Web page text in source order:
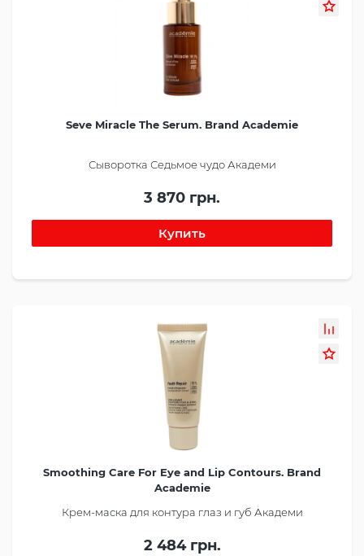
Seve Miracle The Serum. Brand Academie
Сыворотка Седьмое чудо Академи
3 870 грн.
Smoothing Care For Eye and Lip Contours. Brand
Academie
Крем-маска для контура глаз и губ Академи
2 484 грн.